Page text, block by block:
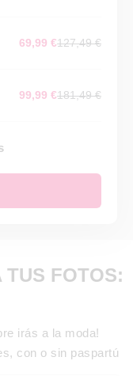
69,99 €127,49 €
99,99 €181,49 €
TUS FOTOS:
irás a la moda!
con o sin paspartú